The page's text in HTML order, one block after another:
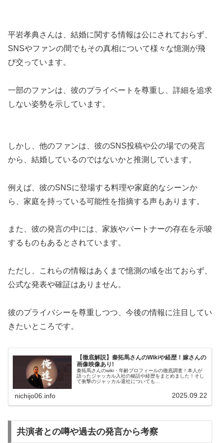
平岩孝典さんは、結婚に関する情報は公にされておらず、
SNSやファンの間でもその真相について様々な憶測が飛
び交っています。
一部のファンは、彼のプライベートを尊重し、詳細を追求
しない姿勢を示しています。
しかし、他のファンは、彼のSNS投稿や公の場での発言
から、結婚しているのではないかと推測しています。
例えば、彼のSNSに登場する料理や家庭的なシーンか
ら、家庭を持っている可能性を指摘する声もあります。
また、彼の発言の中には、家族やパートナーの存在を示唆
するものもあるとされています。
ただし、これらの情報はあくまで憶測の域を出ておらず、
公式な発表や確証はありません。
彼のプライバシーを尊重しつつ、今後の情報に注目してい
きたいところです。
【徹底解説】秦拓馬さんのWikiや経歴！嫁さんの
画像映像あり!
秦拓馬さんのwiki・年齢プロフィールの徹底調査！本人が
語ったジャッカル入社の秘話や経歴をまとめました！そし
て衝撃のジャッカル退社についても…
nichijo06.info 2025.09.22
共演者との噂や過去の発言から考察